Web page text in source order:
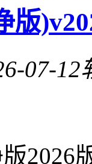
版
07-12
2026